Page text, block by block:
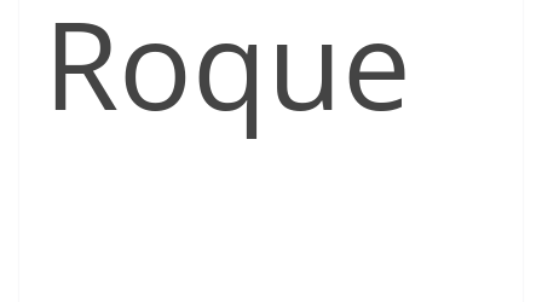
Roque